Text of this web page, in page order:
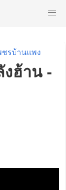
ชรบ้านแพง
งฮ้าน -